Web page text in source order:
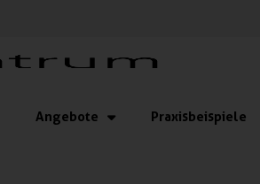
Angebote Praxisbeispiele